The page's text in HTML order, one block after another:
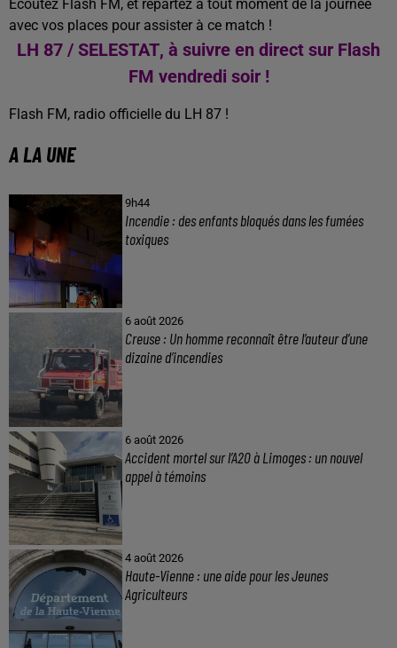
Ecoutez Flash FM, et repartez à tout moment de la journée
avec vos places pour assister à ce match !
LH 87 / SELESTAT, à suivre en direct sur Flash
FM vendredi soir !
Flash FM, radio officielle du LH 87 !
A LA UNE
9h44
Incendie : des enfants bloqués dans les fumées
toxiques
6 août 2026
Creuse : Un homme reconnaît être l’auteur d’une
dizaine d’incendies
6 août 2026
Accident mortel sur l’A20 à Limoges : un nouvel
appel à témoins
4 août 2026
Haute-Vienne : une aide pour les Jeunes
Agriculteurs